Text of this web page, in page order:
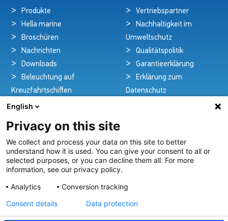
Produkte
Hella marine
Broschüren
Nachrichten
Downloads
Beleuchtung auf
Kreuzfahrtschiffen
Kontakt
Vertriebspartner
Nachhaltigkeit im
Umweltschutz
Qualitätspolitik
Garantieerklärung
Erklärung zum
Datenschutz
Pioniere in nautischer Brillanz und Innovation
Seit über 100 Jahren entwickeln und liefern wir mit
Leidenschaft innovative Beleuchtungslösungen für alle
Bereiche der maritimen Industrie.
English
Privacy on this site
We collect and process your data on this site to better
understand how it is used. You can give your consent to all or
selected purposes, or you can decline them all. For more
information, see our privacy policy.
Analytics
Conversion tracking
Consent details
Data protection